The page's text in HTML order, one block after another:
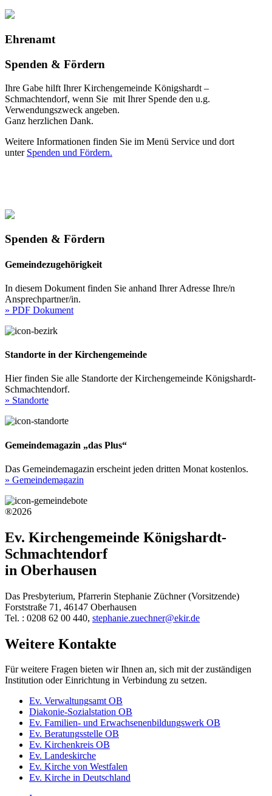
Ehrenamt
Spenden & Fördern
Ihre Gabe hilft Ihrer Kirchengemeinde Königshardt –
Schmachtendorf, wenn Sie mit Ihrer Spende den u.g.
Verwendungszweck angeben.
Ganz herzlichen Dank.
Weitere Informationen finden Sie im Menü Service und dort
unter Spenden und Fördern.
Spenden & Fördern
Gemeindezugehörigkeit
In diesem Dokument finden Sie anhand Ihrer Adresse Ihre/n
Ansprechpartner/in.
» PDF Dokument
Standorte in der Kirchengemeinde
Hier finden Sie alle Standorte der Kirchengemeinde Königshardt-
Schmachtendorf.
» Standorte
Gemeindemagazin „das Plus“
Das Gemeindemagazin erscheint jeden dritten Monat kostenlos.
» Gemeindemagazin
®2026
Ev. Kirchengemeinde Königshardt-
Schmachtendorf
in Oberhausen
Das Presbyterium, Pfarrerin Stephanie Züchner (Vorsitzende)
Forststraße 71, 46147 Oberhausen
Tel. : 0208 62 00 440, stephanie.zuechner@ekir.de
Weitere Kontakte
Für weitere Fragen bieten wir Ihnen an, sich mit der zuständigen
Institution oder Einrichtung in Verbindung zu setzen.
Ev. Verwaltungsamt OB
Diakonie-Sozialstation OB
Ev. Familien- und Erwachsenenbildungswerk OB
Ev. Beratungsstelle OB
Ev. Kirchenkreis OB
Ev. Landeskirche
Ev. Kirche von Westfalen
Ev. Kirche in Deutschland